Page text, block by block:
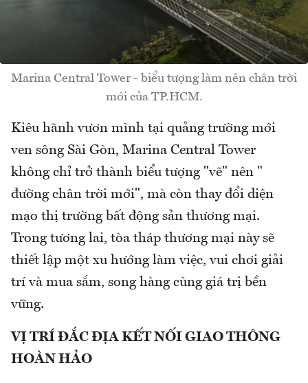
Marina Central Tower - biểu tượng làm nên chân trời
mới của TP.HCM.
Kiêu hãnh vươn mình tại quảng trường mới
ven sông Sài Gòn, Marina Central Tower
không chỉ trở thành biểu tượng "vẽ" nên "
đường chân trời mới", mà còn thay đổi diện
mạo thị trường bất động sản thương mại.
Trong tương lai, tòa tháp thương mại này sẽ
thiết lập một xu hướng làm việc, vui chơi giải
trí và mua sắm, song hàng cùng giá trị bền
vững.
VỊ TRÍ ĐẮC ĐỊA KẾT NỐI GIAO THÔNG
HOÀN HẢO